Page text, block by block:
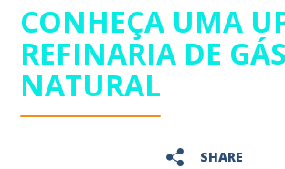
CONHEÇA UMA
REFINARIA DE GÁS
NATURAL
SHARE